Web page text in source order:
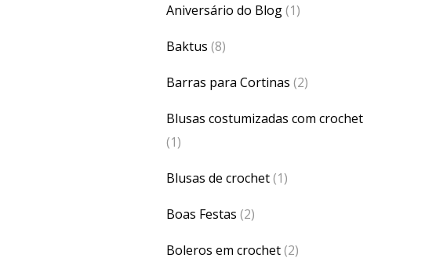
Aniversário do Blog(1)
Baktus (8)
Barras para Cortinas (2)
Blusas costumizadas com crochet
(1)
Blusas de crochet(1)
Boas Festas (2)
Boleros em crochet(2)